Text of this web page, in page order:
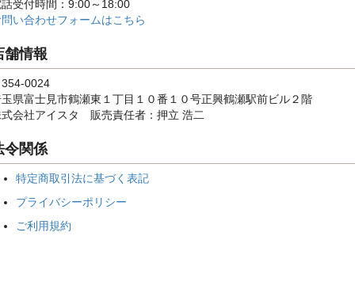
受付時間：9:00～18:00
い合わせフォームはこちら
舗情報
0024
県富士見市鶴瀬東１丁目１０番１０号正興鶴瀬駅前ビル２階
会社アイスタ 販売責任者：押立 浩二
令関係
特定商取引法に基づく表記
プライバシーポリシー
ご利用規約